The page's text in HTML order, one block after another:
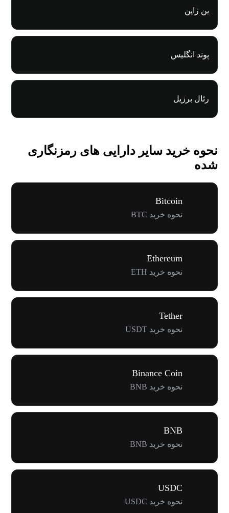
ین ژاپن
پوند انگلیس
رئال برزیل
نحوه خرید سایر دارایی های رمزنگاری
شده
Bitcoin
نحوه خرید BTC
Ethereum
نحوه خرید ETH
Tether
نحوه خرید USDT
Binance Coin
نحوه خرید BNB
BNB
نحوه خرید BNB
USDC
نحوه خرید USDC